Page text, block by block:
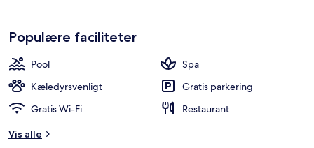
Populære faciliteter
Pool
Spa
Kæledyrsvenligt
Gratis parkering
Gratis Wi-Fi
Restaurant
Vis alle